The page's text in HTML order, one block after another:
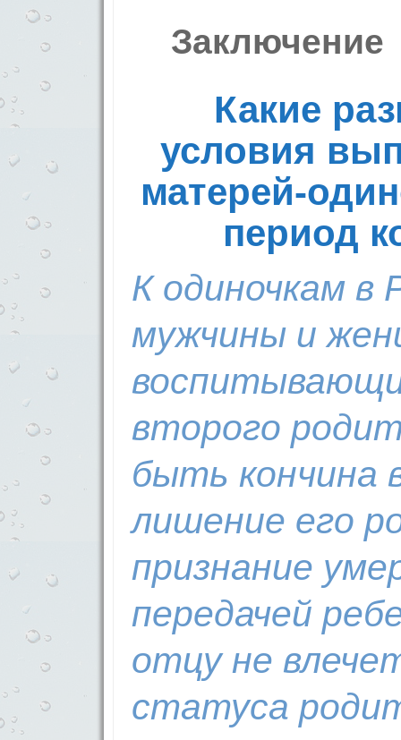
Заключение
Какие
условия
матерей-
период
К одиночкам в
мужчины и
второго
быть кончина
лишение его
признание
передачей
отцу не
статуса